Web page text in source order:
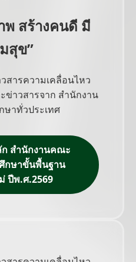
สร้างคนดี มี
สุข”
สารความเคลื่อนไหว
ข่าวสารจาก สำนักงาน
ษาทั่วประเทศ
ก สำนักงานคณะ
กษาขั้นพื้นฐาน
ปีพ.ศ.2569